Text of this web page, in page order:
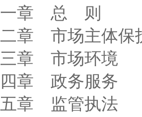
章 总 则
市场主体保
市场环境
政务服务
监管执法